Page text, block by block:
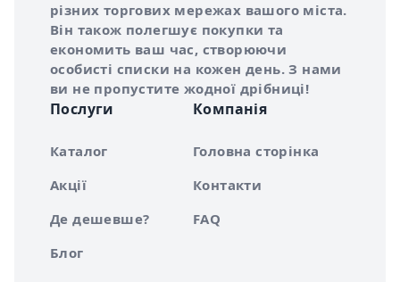
різних торгових мережах вашого міста.
Він також полегшує покупки та
економить ваш час, створюючи
особисті списки на кожен день. З нами
ви не пропустите жодної дрібниці!
Послуги
Каталог
Акції
Де дешевше?
Блог
Компанія
Головна сторінка
Контакти
FAQ